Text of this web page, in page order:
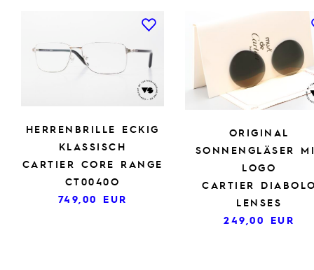
HERRENBRILLE ECKIG
KLASSISCH
CARTIER CORE RANGE
CT0040O
749,00 EUR
ORIGINAL
SONNENGLÄSER
LOGO
CARTIER
LENSES
249,00 EUR